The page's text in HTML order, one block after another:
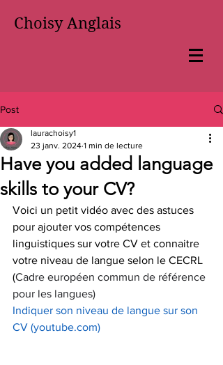
Choisy Anglais
Post
Have you added language
skills to your CV?
laurachoisy1
23 janv. 2024 1 min de lecture
Voici un petit vidéo avec des astuces
pour ajouter vos compétences
linguistiques sur votre CV et connaitre
votre niveau de langue selon le CECRL
(Cadre européen commun de référence
pour les langues)
Indiquer son niveau de langue sur son
CV (youtube.com)